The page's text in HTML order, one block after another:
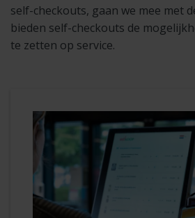
self-checkouts, gaan we mee met
bieden self-checkouts de
te zetten op service.